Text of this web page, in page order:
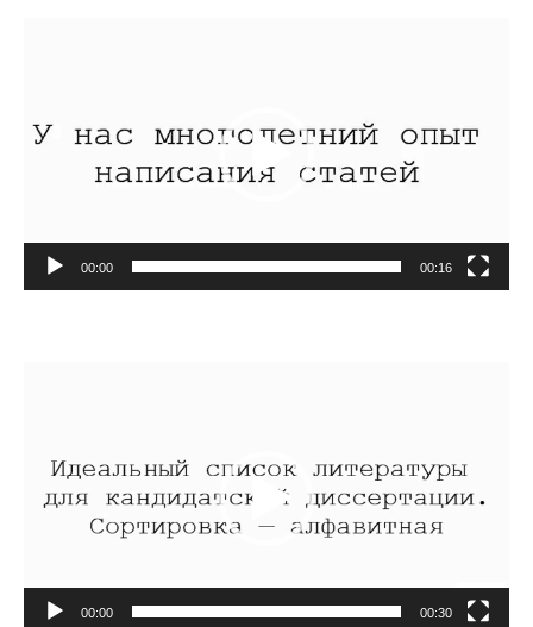
00:00 00:16
00:00 00:30